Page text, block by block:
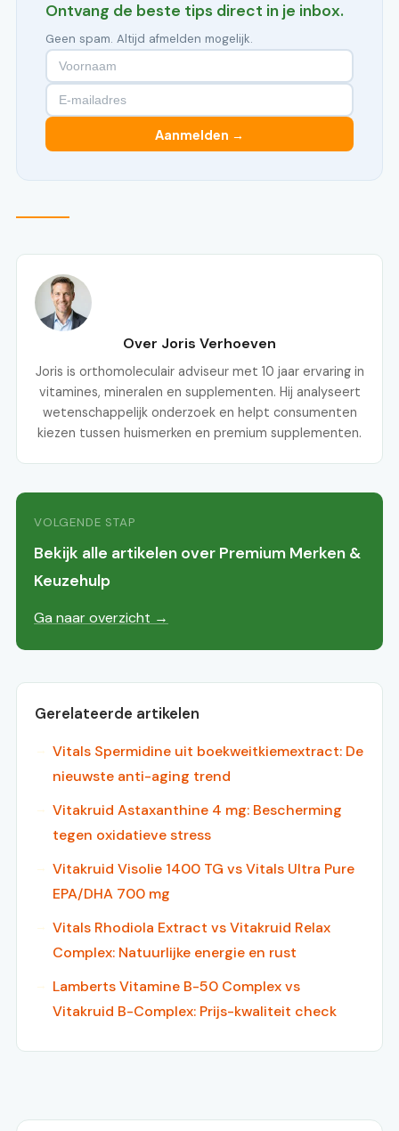
Ontvang de beste tips direct in je inbox.
Geen spam. Altijd afmelden mogelijk.
Aanmelden →
Over Joris Verhoeven
Joris is orthomoleculair adviseur met 10 jaar ervaring in
vitamines, mineralen en supplementen. Hij analyseert
wetenschappelijk onderzoek en helpt consumenten
kiezen tussen huismerken en premium supplementen.
VOLGENDE STAP
Bekijk alle artikelen over Premium Merken &
Keuzehulp
Ga naar overzicht →
Gerelateerde artikelen
Vitals Spermidine uit boekweitkiemextract: De
nieuwste anti-aging trend
Vitakruid Astaxanthine 4 mg: Bescherming
tegen oxidatieve stress
Vitakruid Visolie 1400 TG vs Vitals Ultra Pure
EPA/DHA 700 mg
Vitals Rhodiola Extract vs Vitakruid Relax
Complex: Natuurlijke energie en rust
Lamberts Vitamine B-50 Complex vs
Vitakruid B-Complex: Prijs-kwaliteit check